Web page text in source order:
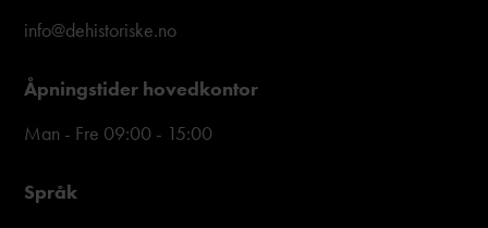
info@dehistoriske.no
Åpningstider hovedkontor
Man - Fre 09:00 - 15:00
Språk